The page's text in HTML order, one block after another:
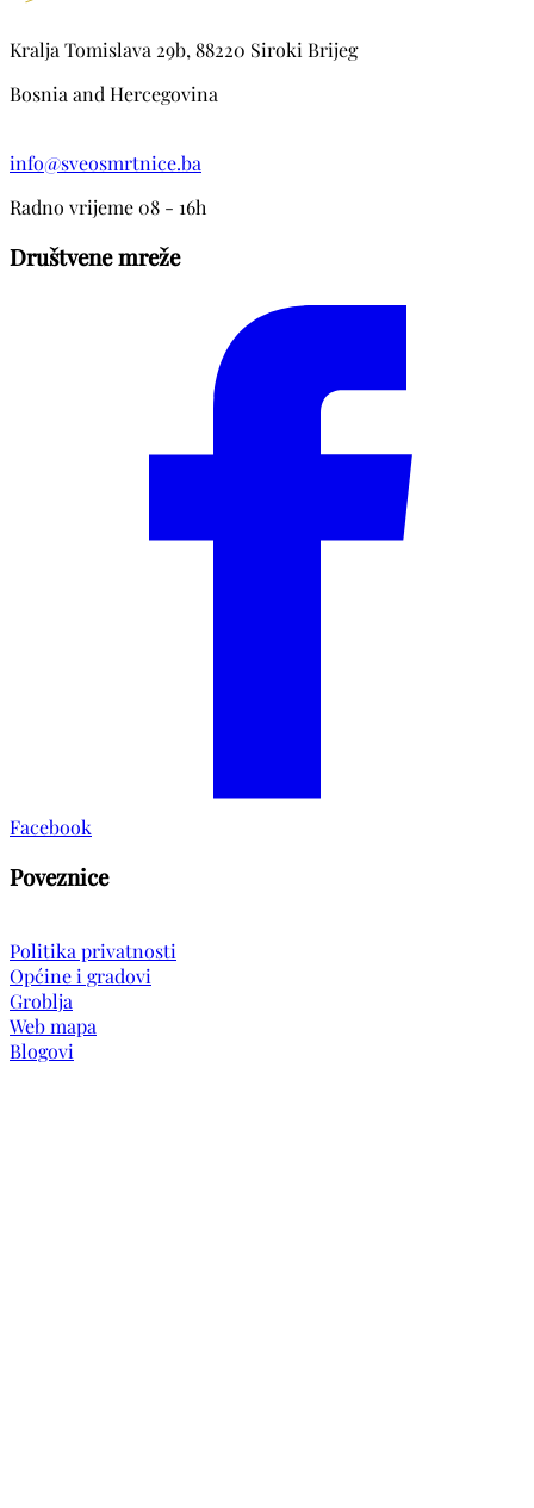
Kralja Tomislava 29b, 88220 Siroki Brijeg
Bosnia and Hercegovina
info@sveosmrtnice.ba
Radno vrijeme 08 - 16h
Društvene mreže
Facebook
Poveznice
Politika privatnosti
Općine i gradovi
Groblja
Web mapa
Blogovi